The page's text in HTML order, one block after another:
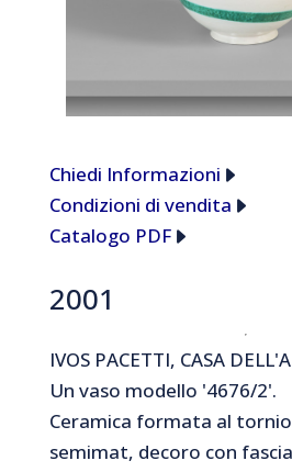
Chiedi Informazioni
Condizioni di vendita
Catalogo PDF
2001
IVOS PACETTI, CASA
Un vaso modello '4676/2'.
Ceramica formata al
semimat, decoro con